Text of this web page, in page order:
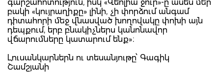
գարշահոտություն, իսկ «Վեոլիա ջուր»-ը ասես մեր
բակի «կույրաղիքը» լինի, չի փորձում անգամ
դիտահորի մեջ վնասված խողովակը փոխի այն
դեպքում, երբ բնակիչներս կանոնավոր
վճարումները կատարում ենք»։
Լուսանկարներն ու տեսանյութը՝ Գագիկ
Շամշյանի